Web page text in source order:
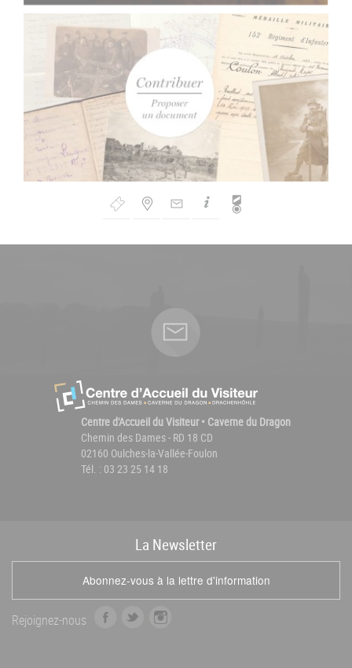
de
Centre d'Accueil du Visiteur • Caverne du Dragon
Chemin des Dames - RD 18 CD
02160 Oulches-la-Vallée-Foulon
Tél. : 03 23 25 14 18
La Newsletter
Abonnez-vous à la lettre d'information
Rejoignez-nous